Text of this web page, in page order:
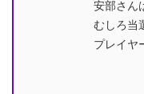
安部さん
むしろ当
プレイヤ